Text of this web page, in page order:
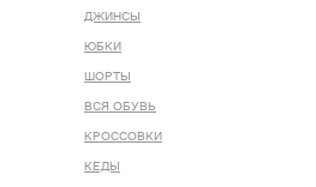
ДЖИНСЫ
ЮБКИ
ШОРТЫ
ВСЯ ОБУВЬ
КРОССОВКИ
КЕДЫ